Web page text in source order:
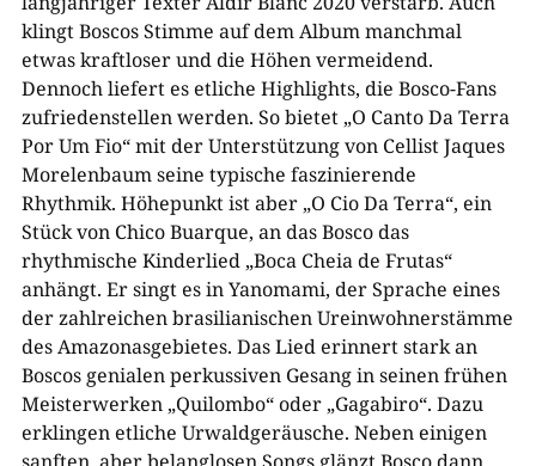
klingt Boscos Stimme auf dem Album manchmal
etwas kraftloser und die Höhen vermeidend.
Dennoch liefert es etliche Highlights, die Bosco-Fans
zufriedenstellen werden. So bietet „O Canto Da Terra
Por Um Fio“ mit der Unterstützung von Cellist Jaques
Morelenbaum seine typische faszinierende
Rhythmik. Höhepunkt ist aber „O Cio Da Terra“, ein
Stück von Chico Buarque, an das Bosco das
rhythmische Kinderlied „Boca Cheia de Frutas“
anhängt. Er singt es in Yanomami, der Sprache eines
der zahlreichen brasilianischen Ureinwohnerstämme
des Amazonasgebietes. Das Lied erinnert stark an
Boscos genialen perkussiven Gesang in seinen frühen
Meisterwerken „Quilombo“ oder „Gagabiro“. Dazu
erklingen etliche Urwaldgeräusche. Neben einigen